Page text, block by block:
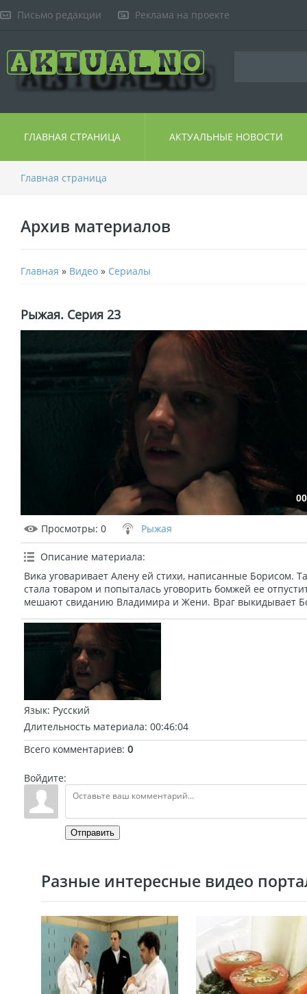
Письмо редакции Реклама на проекте
ГЛАВНАЯ СТРАНИЦА АКТУАЛЬНЫЕ НОВОСТИ
Главная страница
Архив материалов
Главная » Видео » Сериалы
Рыжая. Серия 23
Просмотры: 0 Рыжая
Описание материала:
Вика уговаривает Алену ей стихи, написанные Борисом.
стала товаром и попыталась уговорить бомжей ее
мешают свиданию Владимира и Жени. Враг выкидывает
Язык: Русский
Длительность материала: 00:46:04
Всего комментариев: 0
Войдите:
Отправить
Разные интересные видео